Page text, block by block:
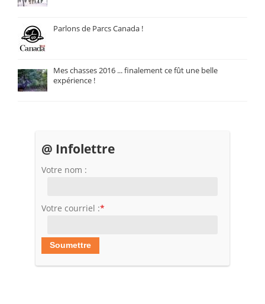
Parlons de Parcs Canada !
Mes chasses 2016 ... finalement ce fût une belle
expérience !
@ Infolettre
Votre nom :
Votre courriel :*